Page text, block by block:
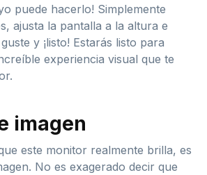
puede hacerlo! Simplemente
ajusta la pantalla a la altura e
y ¡listo! Estarás listo para
experiencia visual que te
imagen
este monitor realmente brilla, es
No es exagerado decir que